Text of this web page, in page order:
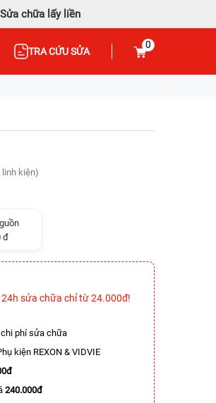
Sửa chữa lấy liền
TRA CỨU SỬA
0
linh kiện)
đ
sửa chữa chỉ từ 24.000đ!
chi phí sửa chữa
kiện REXON & VIDVIE
240.000đ